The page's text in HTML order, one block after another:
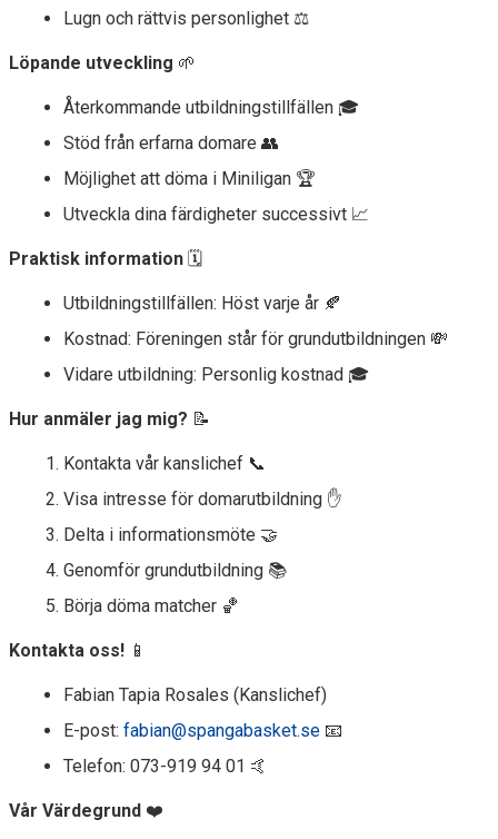
Lugn och rättvis personlighet ⚖️
Löpande utveckling 🌱
Återkommande utbildningstillfällen 🎓
Stöd från erfarna domare 👥
Möjlighet att döma i Miniligan 🏆
Utveckla dina färdigheter successivt 📈
Praktisk information 🗓️
Utbildningstillfällen: Höst varje år 🍂
Kostnad: Föreningen står för grundutbildningen 💸
Vidare utbildning: Personlig kostnad 🎓
Hur anmäler jag mig? 📝
Kontakta vår kanslichef 📞
Visa intresse för domarutbildning ✋
Delta i informationsmöte 🤝
Genomför grundutbildning 📚
Börja döma matcher 🏀
Kontakta oss! 📱
Fabian Tapia Rosales (Kanslichef)
E-post: fabian@spangabasket.se 📧
Telefon: 073-919 94 01 🤙
Vår Värdegrund ❤️